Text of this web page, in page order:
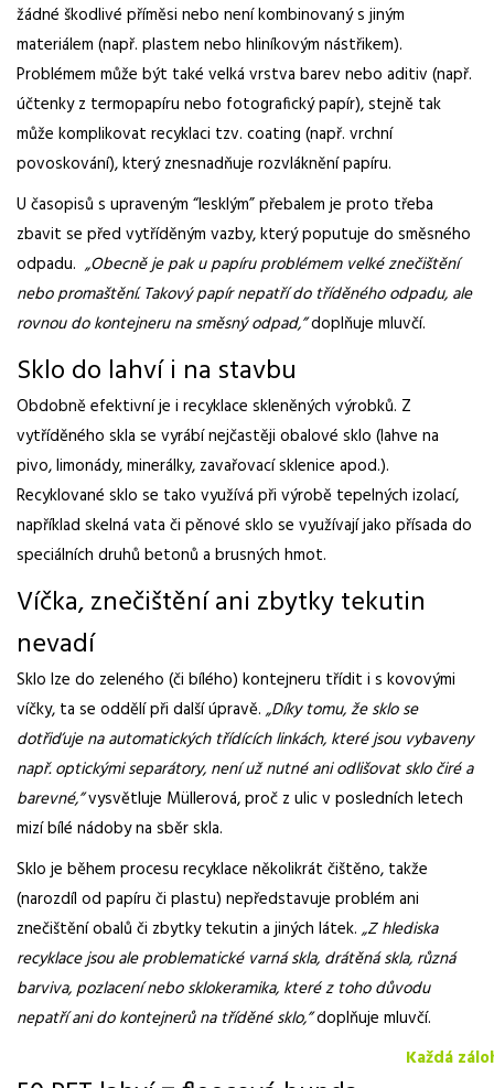
žádné škodlivé příměsi nebo není kombinovaný s jiným
materiálem (např. plastem nebo hliníkovým nástřikem).
Problémem může být také velká vrstva barev nebo aditiv (např.
účtenky z termopapíru nebo fotografický papír), stejně tak
může komplikovat recyklaci tzv. coating (např. vrchní
povoskování), který znesnadňuje rozvláknění papíru.
U časopisů s upraveným “lesklým” přebalem je proto třeba
zbavit se před vytříděným vazby, který poputuje do směsného
odpadu.„Obecně je pak u papíru problémem velké znečištění
nebo promaštění. Takový papír nepatří do tříděného odpadu, ale
rovnou do kontejneru na směsný odpad,”doplňuje mluvčí.
Sklo do lahví i na stavbu
Obdobně efektivní je i recyklace skleněných výrobků. Z
vytříděného skla se vyrábí nejčastěji obalové sklo (lahve na
pivo, limonády, minerálky, zavařovací sklenice apod.).
Recyklované sklo se tako využívá při výrobě tepelných izolací,
například skelná vata či pěnové sklo se využívají jako přísada do
speciálních druhů betonů a brusných hmot.
Víčka, znečištění ani zbytky tekutin
nevadí
Sklo lze do zeleného (či bílého) kontejneru třídit i s kovovými
víčky, ta se oddělí při další úpravě.„Díky tomu, že sklo se
dotřiďuje na automatických třídících linkách, které jsou vybaveny
např. optickými separátory, není už nutné ani odlišovat sklo čiré a
barevné,”vysvětluje Müllerová, proč z ulic v posledních letech
mizí bílé nádoby na sběr skla.
Sklo je během procesu recyklace několikrát čištěno, takže
(narozdíl od papíru či plastu) nepředstavuje problém ani
znečištění obalů či zbytky tekutin a jiných látek.„Z hlediska
recyklace jsou ale problematické varná skla, drátěná skla, různá
barviva, pozlacení nebo sklokeramika, které z toho důvodu
nepatří ani do kontejnerů na tříděné sklo,”doplňuje mluvčí.
Každá